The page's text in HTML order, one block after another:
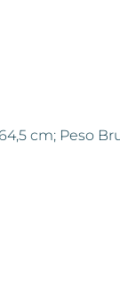
cm; Peso